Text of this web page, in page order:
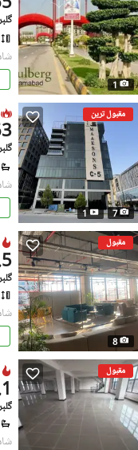
1
مقبول ترین
7
1
مقبول
8
شامل
مقبول
شامل